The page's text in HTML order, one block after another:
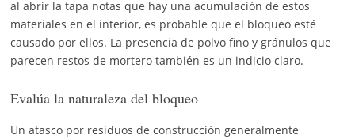
al abrir la tapa notas que hay una acumulación de estos
materiales en el interior, es probable que el bloqueo esté
causado por ellos. La presencia de polvo fino y gránulos que
parecen restos de mortero también es un indicio claro.
Evalúa la naturaleza del bloqueo
Un atasco por residuos de construcción generalmente